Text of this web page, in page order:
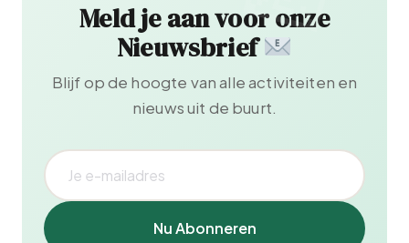
Meld je aan voor onze
Nieuwsbrief
Blijf op de hoogte van alle activiteiten en
nieuws uit de buurt.
Nu Abonneren